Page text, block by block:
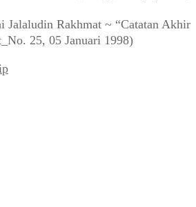
Jalaludin Rakhmat ~ “Catatan Akhir
25, 05 Januari 1998)